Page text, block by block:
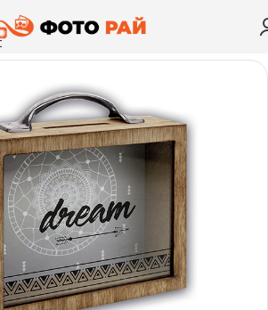
за снимка Касичка Sasha